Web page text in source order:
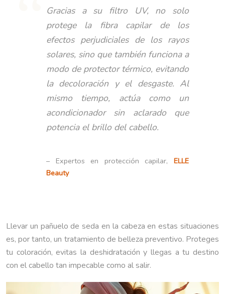
Gracias a su filtro UV, no solo
protege la fibra capilar de los
efectos perjudiciales de los rayos
solares, sino que también funciona a
modo de protector térmico, evitando
la decoloración y el desgaste. Al
mismo tiempo, actúa como un
acondicionador sin aclarado que
potencia el brillo del cabello.
– Expertos en protección capilar, ELLE
Beauty
Llevar un pañuelo de seda en la cabeza en estas situaciones
es, por tanto, un tratamiento de belleza preventivo. Proteges
tu coloración, evitas la deshidratación y llegas a tu destino
con el cabello tan impecable como al salir.